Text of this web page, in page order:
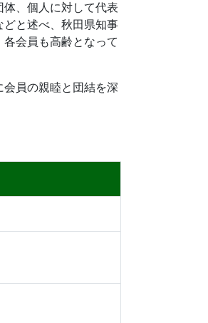
、個人に対して代表
どと述べ、秋田県知事
会員も高齢となって
員の親睦と団結を深